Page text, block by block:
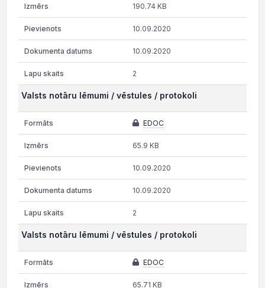
190.74 KB
10.09.2020
10.09.2020
2
Valsts notāru lēmumi / vēstules / protokoli
EDOC
65.9 KB
10.09.2020
10.09.2020
2
Valsts notāru lēmumi / vēstules / protokoli
EDOC
65.71 KB